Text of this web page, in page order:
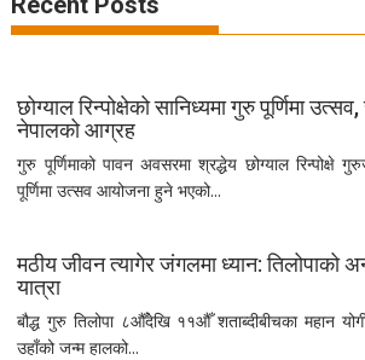
छोग्याल रिन्पोक्षेको सानिध्यमा गुरु पूर्णिमा
नेपालको आग्रह
गुरु पूर्णिमाको पावन अवसरमा श्रद्धेय छोग्याल रिन्पोक्षे
पूर्णिमा उत्सव आयोजना हुने भएको...
मठीय जीवन त्यागेर जंगलमा ध्यान: तिलोपाको
यात्रा
बौद्ध गुरु तिलोपा ८औँदेखि ११औँ शताब्दीबीचका महान
उहाँको जन्म हालको...